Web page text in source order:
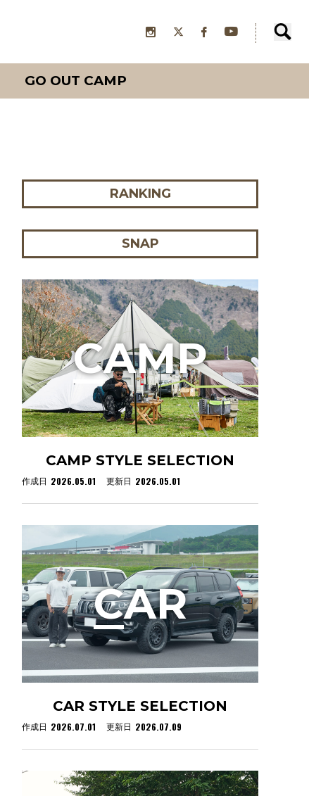
GO OUT CAMP
RANKING
SNAP
CAMP STYLE SELECTION
作成日 2026.05.01 更新日 2026.05.01
CAMP
CAR STYLE SELECTION
作成日 2026.07.01 更新日 2026.07.09
CAR